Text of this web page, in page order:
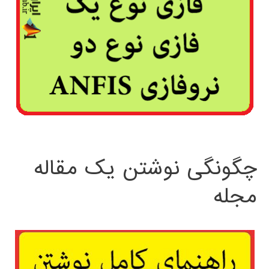
چگونگی نوشتن یک مقاله
مجله